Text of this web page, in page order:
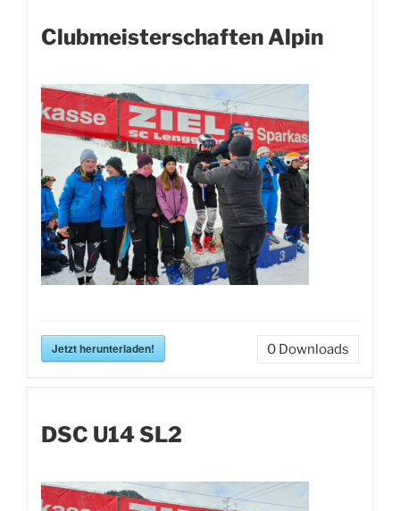
Clubmeisterschaften Alpin
Jetzt herunterladen! 0 Downloads
DSC U14 SL2